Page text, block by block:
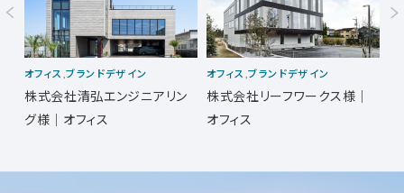
オフィス,ブランドデザイン
株式会社清弘エンジニアリン
グ様｜オフィス
オフィス,ブランドデザイン
株式会社リーフワークス様｜
オフィス